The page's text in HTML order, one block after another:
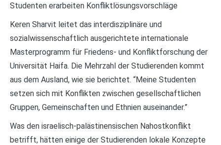
Studenten erarbeiten Konfliktlösungsvorschläge
Keren Sharvit leitet das interdisziplinäre und
sozialwissenschaftlich ausgerichtete internationale
Masterprogramm für Friedens- und Konfliktforschung der
Universität Haifa. Die Mehrzahl der Studierenden kommt
aus dem Ausland, wie sie berichtet. “Meine Studenten
setzen sich mit Konflikten zwischen gesellschaftlichen
Gruppen, Gemeinschaften und Ethnien auseinander.”
Was den israelisch-palästinensischen Nahostkonflikt
betrifft, hätten einige der Studierenden lokale Konzepte